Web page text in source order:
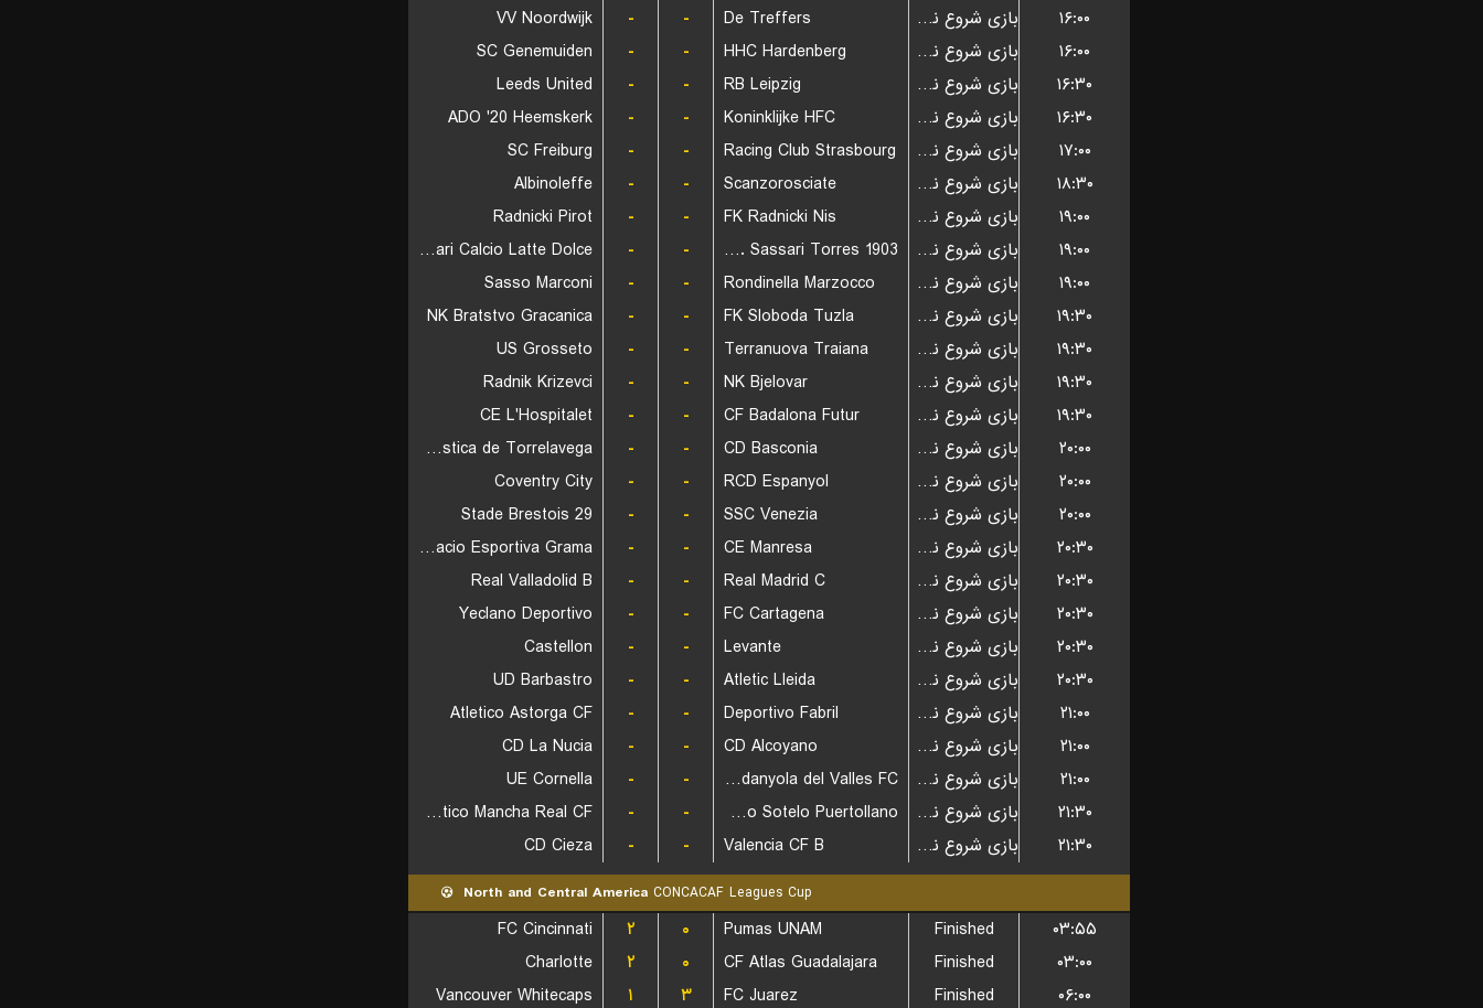
VV Noordwijk
- - De Treffers بازی شروع نشده است
۱۶:۰۰
SC Genemuiden
- - HHC Hardenberg بازی شروع نشده است
۱۶:۰۰
Leeds United
- - RB Leipzig بازی شروع نشده است
۱۶:۳۰
ADO '20 Heemskerk
- - Koninklijke HFC بازی شروع نشده است
۱۶:۳۰
SC Freiburg
- - Racing Club Strasbourg بازی شروع نشده است
۱۷:۰۰
Albinoleffe
- - Scanzorosciate بازی شروع نشده است
۱۸:۳۰
Radnicki Pirot
- - FK Radnicki Nis بازی شروع نشده است
۱۹:۰۰
Sassari Calcio Latte Dolce
- - S.E.F. Sassari Torres 1903 بازی شروع نشده است
۱۹:۰۰
Sasso Marconi
- - Rondinella Marzocco بازی شروع نشده است
۱۹:۰۰
NK Bratstvo Gracanica
- - FK Sloboda Tuzla بازی شروع نشده است
۱۹:۳۰
US Grosseto
- - Terranuova Traiana بازی شروع نشده است
۱۹:۳۰
Radnik Krizevci
- - NK Bjelovar بازی شروع نشده است
۱۹:۳۰
CE L'Hospitalet
- - CF Badalona Futur بازی شروع نشده است
۱۹:۳۰
Gimnastica de Torrelavega
- - CD Basconia بازی شروع نشده است
۲۰:۰۰
Coventry City
- - RCD Espanyol بازی شروع نشده است
۲۰:۰۰
Stade Brestois 29
- - SSC Venezia بازی شروع نشده است
۲۰:۰۰
Fundacio Esportiva Grama
- - CE Manresa بازی شروع نشده است
۲۰:۳۰
Real Valladolid B
- - Real Madrid C بازی شروع نشده است
۲۰:۳۰
Yeclano Deportivo
- - FC Cartagena بازی شروع نشده است
۲۰:۳۰
Castellon
- - Levante بازی شروع نشده است
۲۰:۳۰
UD Barbastro
- - Atletic Lleida بازی شروع نشده است
۲۰:۳۰
Atletico Astorga CF
- - Deportivo Fabril بازی شروع نشده است
۲۱:۰۰
CD La Nucia
- - CD Alcoyano بازی شروع نشده است
۲۱:۰۰
UE Cornella
- - Cerdanyola del Valles FC بازی شروع نشده است
۲۱:۰۰
Atletico Mancha Real CF
- - Calvo Sotelo Puertollano بازی شروع نشده است
۲۱:۳۰
CD Cieza
- - Valencia CF B بازی شروع نشده است ۲۱:۳۰
North and Central America CONCACAF Leagues Cup
FC Cincinnati ۲ ۰ Pumas UNAM Finished
۰۳:۵۵
Charlotte
۲ ۰ CF Atlas Guadalajara Finished
۰۳:۰۰
Vancouver Whitecaps
۱ ۳ FC Juarez Finished ۰۶:۰۰